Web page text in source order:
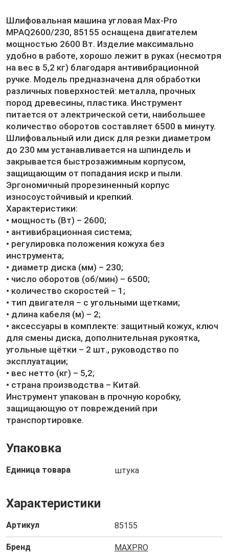
Шлифовальная машина угловая Max-Pro
MPAQ2600/230, 85155 оснащена двигателем
мощностью 2600 Вт. Изделие максимально
удобно в работе, хорошо лежит в руках (несмотря
на вес в 5,2 кг) благодаря антивибрационной
ручке. Модель предназначена для обработки
различных поверхностей: металла, прочных
пород древесины, пластика. Инструмент
питается от электрической сети, наибольшее
количество оборотов составляет 6500 в минуту.
Шлифовальный или диск для резки диаметром
до 230 мм устанавливается на шпиндель и
закрывается быстрозажимным корпусом,
защищающим от попадания искр и пыли.
Эргономичный прорезиненный корпус
износоустойчивый и крепкий.
Характеристики:
• мощность (Вт) – 2600;
• антивибрационная система;
• регулировка положения кожуха без
инструмента;
• диаметр диска (мм) – 230;
• число оборотов (об/мин) – 6500;
• количество скоростей – 1;
• тип двигателя – с угольными щетками;
• длина кабеля (м) – 2;
• аксессуары в комплекте: защитный кожух, ключ
для смены диска, дополнительная рукоятка,
угольные щётки – 2 шт., руководство по
эксплуатации;
• вес нетто (кг) – 5,2;
• страна производства – Китай.
Инструмент упакован в прочную коробку,
защищающую от повреждений при
транспортировке.
Упаковка
Единица товара штука
Характеристики
Артикул 85155
Бренд MAXPRO